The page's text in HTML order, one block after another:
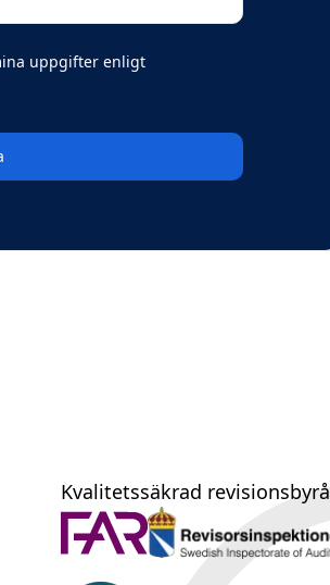
uppgifter enligt
Kvalitetssäkrad revisionsbyrå